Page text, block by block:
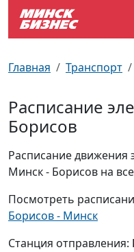
Главная Транспорт
Расписание
Борисов
Расписание движения
Минск - Борисов на
Посмотреть
Борисов - Минск
Станция отправления:
Возле метро
Почтовые индексы
Улицы Минска
Производственный
Схема метро
Пробки на дорогах
Самолеты